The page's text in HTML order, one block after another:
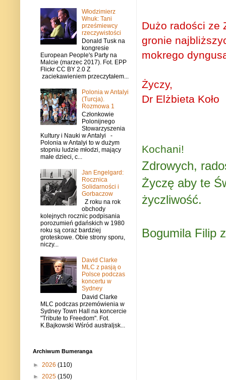
Dużo radości ze
gronie
mokrego
Życzy,
Dr Elżbieta Koło
Kochani!
Zdrowych,
Życzę aby te
życzliwość.
Bogumila Filip
Włodzimierz
Wnuk: Tani
prześmiewcy
rzeczywistości
Donald Tusk na
kongresie
European People's Party na
Malcie (marzec 2017). Fot. EPP
Flickr CC BY 2.0 Z
zaciekawieniem przeczytałem...
Polonia w Antalyi
(Turcja).
Rozmowa 1
Członkowie
Polonijnego
Stowarzyszenia
Kultury i Nauki w Antalyi -
Polonia w Antalyi to w dużym
stopniu ludzie młodzi, mający
małe dzieci, c...
Jan Engelgard:
Rocznica
Solidarności i
Gorbaczow
Z roku na rok
obchody
kolejnych rocznic podpisania
porozumień gdańskich w 1980
roku są coraz bardziej
groteskowe. Obie strony sporu,
niczy...
David Clarke
MLC z pasją o
Polsce podczas
koncertu w
Sydney
David Clarke
MLC podczas przemówienia w
Sydney Town Hall na koncercie
"Tribute to Freedom". Fot.
K.Bajkowski Wśród australjsk...
Archiwum Bumeranga
► 2026 (110)
► 2025 (150)